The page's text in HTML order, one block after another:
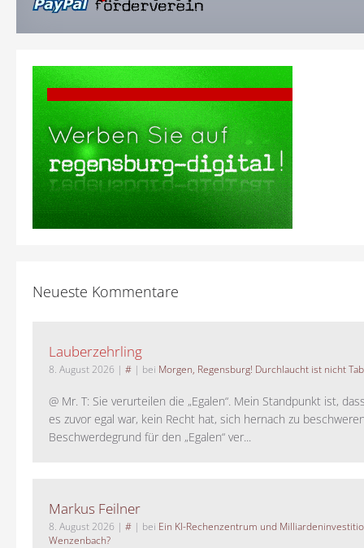
Neueste Kommentare
Lauberzehrling
8. August 2026 | # | bei Morgen, Regensburg! Durchlaucht ist nicht
@ Mr. T: Sie verurteilen die „Egalen“. Mein Standpunkt ist,
es zuvor egal war, kein Recht hat, sich hernach zu
Beschwerdegrund für den „Egalen“ ver...
Markus Feilner
8. August 2026 | # | bei Ein KI-Rechenzentrum und
Wenzenbach?